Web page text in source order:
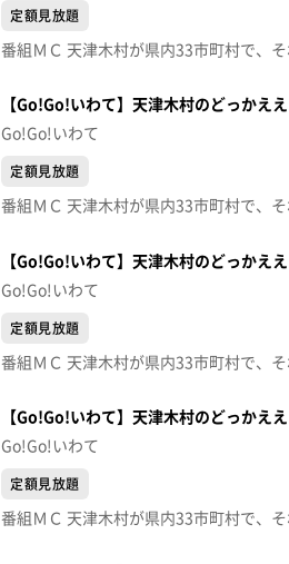
定額見放題
【Go!Go!いわて】天津木村のどっかえ
Go!Go!いわて
定額見放題
【Go!Go!いわて】天津木村のどっかえ
Go!Go!いわて
定額見放題
【Go!Go!いわて】天津木村のどっかえ
Go!Go!いわて
定額見放題